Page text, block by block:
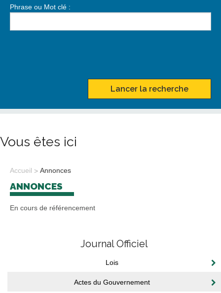
Phrase ou Mot clé :
Lancer la recherche
Vous êtes ici
Accueil Annonces
ANNONCES
En cours de référencement
Journal Officiel
Lois
Actes du Gouvernement